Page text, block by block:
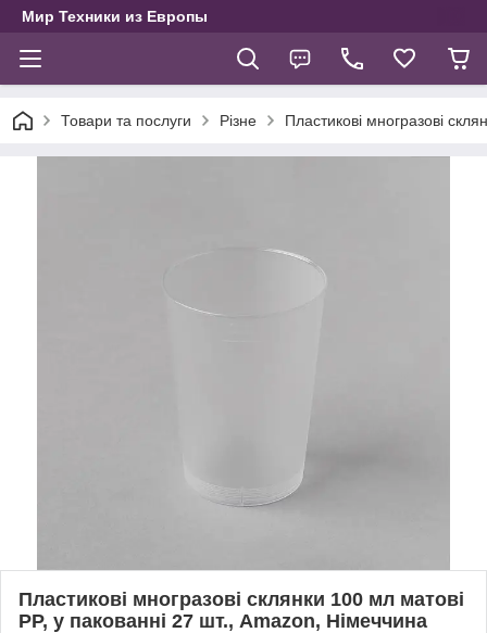
Мир Техники из Европы
Товари та послуги Різне Пластикові многразові
Пластикові многразові склянки 100 мл матові
РР, у пакованні 27 шт., Amazon, Німеччина